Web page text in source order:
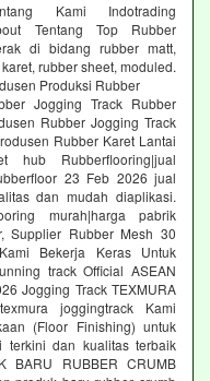
Kami Indotrading
Tentang Top Rubber
di bidang rubber matt,
rubber sheet, moduled.
Produksi Rubber
Jogging Track Rubber
Rubber Jogging Track
Rubber Karet Lantai
hub Rubberflooring|jual
23 Feb 2026 jual
dan mudah diaplikasi.
murah|harga pabrik
Supplier Rubber Mesh 30
Bekerja Keras Untuk
track Official ASEAN
Jogging Track TEXMURA
joggingtrack Kami
(Floor Finishing) untuk
terkini dan kualitas terbaik
BARU RUBBER CRUMB